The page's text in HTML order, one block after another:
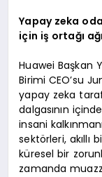
Yapay zeka
için iş ortağı
Huawei Başkan
Birimi CEO’su
yapay zeka
dalgasının
insani
sektörleri,
küresel bir
zamanda